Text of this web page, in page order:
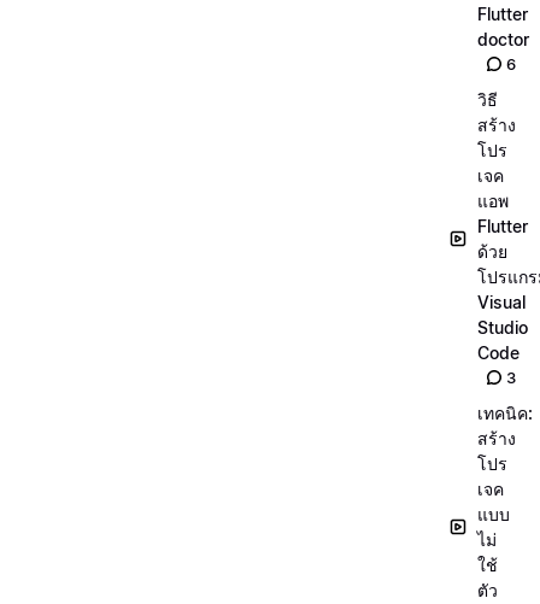
Flutter
doctor
6
วิธี
สร้าง
โปร
เจค
แอพ
Flutter
ด้วย
โปรแก
Visual
Studio
Code
3
เทคนิค:
สร้าง
โปร
เจค
แบบ
ไม่
ใช้
ตัว